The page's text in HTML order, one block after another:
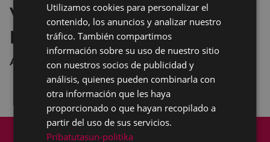
Vínculos afectivos para la
promoción del buentrato
Andretxea
Mapa del Sitio
Aviso legal
BASQUE
SPANISH
Utilizamos cookies para personalizar el
contenido, los anuncios y analizar nuestro
tráfico. También compartimos
información sobre su uso de nuestro sitio
con nuestros socios de publicidad y
análisis, quienes pueden combinarla con
otra información que les haya
proporcionado o que hayan recopilado a
partir del uso de sus servicios.
Pribatutasun-politika